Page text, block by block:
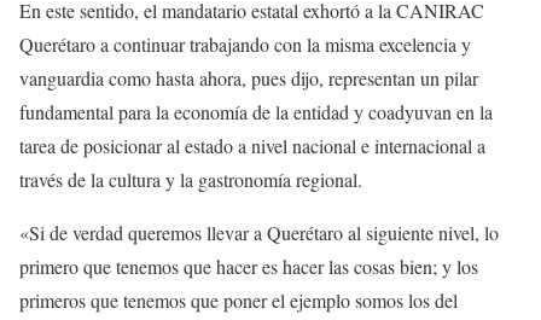
En este sentido, el mandatario estatal exhortó a la CANIRAC
Querétaro a continuar trabajando con la misma excelencia y
vanguardia como hasta ahora, pues dijo, representan un pilar
fundamental para la economía de la entidad y coadyuvan en la
tarea de posicionar al estado a nivel nacional e internacional a
través de la cultura y la gastronomía regional.
«Si de verdad queremos llevar a Querétaro al siguiente nivel, lo
primero que tenemos que hacer es hacer las cosas bien; y los
primeros que tenemos que poner el ejemplo somos los del